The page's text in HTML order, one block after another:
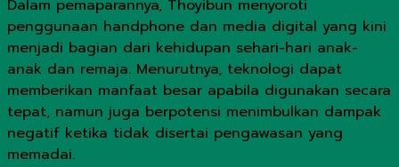
Dalam pemaparannya, Thoyibun menyoroti
penggunaan handphone dan media digital yang kini
menjadi bagian dari kehidupan sehari-hari anak-
anak dan remaja. Menurutnya, teknologi dapat
memberikan manfaat besar apabila digunakan secara
tepat, namun juga berpotensi menimbulkan dampak
negatif ketika tidak disertai pengawasan yang
memadai.